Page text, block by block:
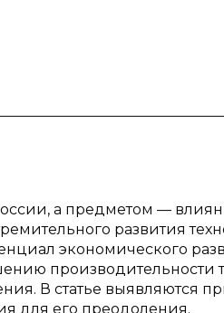
а предметом —
развития
экономического
производительности
В статье выявляются
для его преодоления.